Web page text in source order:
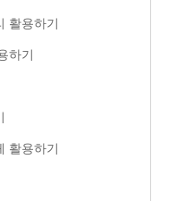
활용하기
하기
활용하기